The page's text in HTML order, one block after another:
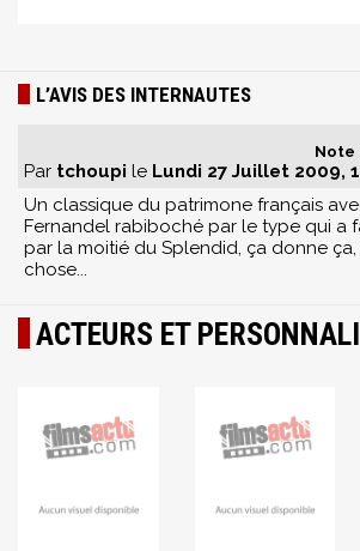
L’AVIS DES INTERNAUTES
Note
Par tchoupi le Lundi 27 Juillet 2009,
Un classique du patrimone français
Fernandel rabiboché par le type qui a
par la moitié du Splendid, ça donne
chose...
ACTEURS ET